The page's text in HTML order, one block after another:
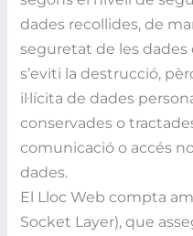
dades recollides, de
seguretat de les dades
s’eviti la destrucció,
il·lícita de dades
conservades o
comunicació o accés
dades.
El Lloc Web compta
Socket Layer), que